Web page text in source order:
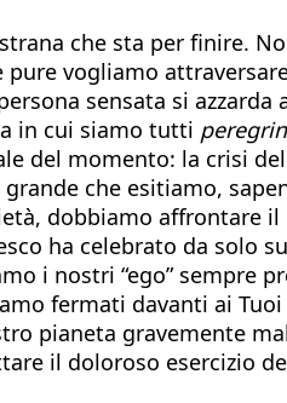
che sta per finire.
vogliamo
sensata si azzarda
in cui siamo tutti
del momento: la crisi
che esitiamo,
dobbiamo affrontare
ha celebrato da solo
i nostri “ego” sempre
fermati davanti ai
pianeta gravemente
il doloroso esercizio